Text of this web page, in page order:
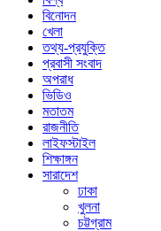
বিনোদন
খেলা
তথ্য-প্রযুক্তি
প্রবাসী সংবাদ
অপরাধ
ভিডিও
মতাতম
রাজনীতি
লাইফস্টাইল
শিক্ষাঙ্গন
সারাদেশ
ঢাকা
খুলনা
চট্টগ্রাম